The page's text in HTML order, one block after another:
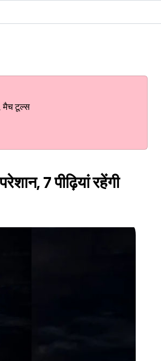
मैच टूल्स
7 पीढ़ियां रहेंगी